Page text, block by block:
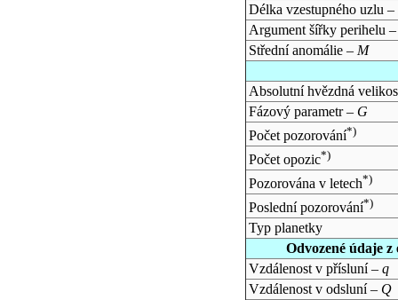
Délka vzestupného uzlu –
Argument šířky perihelu
Střední anomálie – M
Absolutní hvězdná
Fázový parametr – G
Počet pozorování*)
Počet opozic*)
Pozorována v letech*)
Poslední pozorování*)
Typ planetky
Odvozené údaje
Vzdálenost v přísluní – q
Vzdálenost v odsluní – Q